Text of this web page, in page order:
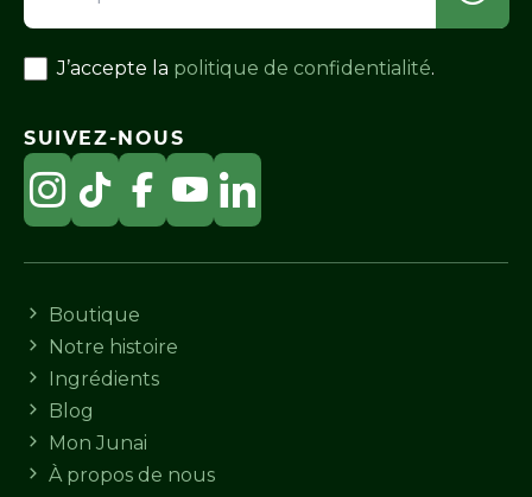
J’accepte la politique de confidentialité.
SUIVEZ-NOUS
Boutique
Notre histoire
Ingrédients
Blog
Mon Junai
À propos de nous